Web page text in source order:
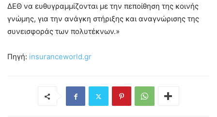
ΔΕΘ να ευθυγραμμίζονται με την πεποίθηση της κοινής
γνώμης, για την ανάγκη στήριξης και αναγνώρισης της
συνεισφοράς των πολυτέκνων.»
Πηγή: insuranceworld.gr